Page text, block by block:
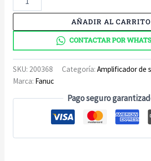
6096-
H208
AÑADIR AL CARRITO
CONTACTAR POR
SKU: 200368 Categoría:Amplificador de
Marca: Fanuc
Pago seguro